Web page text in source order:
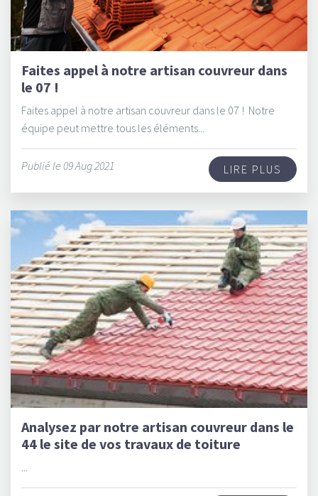
Faites appel à notre artisan couvreur dans
le 07 !
Faites appel à notre artisan couvreur dans le 07 ! Notre
équipe peut mettre tous les éléments...
Publié le 09 Aug 2021 LIRE PLUS
Analysez par notre artisan couvreur dans le
44 le site de vos travaux de toiture